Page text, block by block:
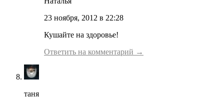
23 ноября, 2012 в 22:28
Кушайте на здоровье!
Ответить на комментарий →
таня